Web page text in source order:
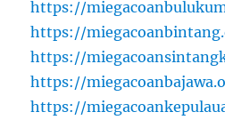
https://
https://
https://
https://
https://